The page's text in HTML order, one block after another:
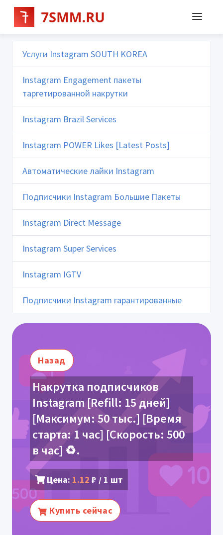
Услуги Instagram SOUTH KOREA
Instagram Engagement пакеты
таргетированной накрутки
Instagram Brazil Services
Instagram POWER Likes [Latest Posts]
Автоматические лайки Instagram
Подписчики Instagram Большие Пакеты
Instagram Direct Message
Instagram Super Services
Instagram IGTV
Подписчики Instagram гарантированные
Назад
Накрутка подписчиков
Instagram [Refill: 15 дней]
[Максимум: 50 тыс.] [Время
старта: 1 час] [Скорость: 500
в час] ♻️.
Цена: 1.12 ₽ / 1 шт
Купить сейчас